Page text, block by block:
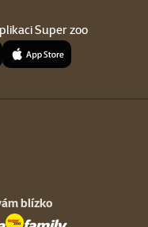
Super zoo
blízko